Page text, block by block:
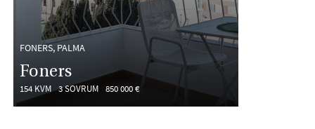
FONERS, PALMA
Foners
154 KVM 3 SOVRUM 850 000 €